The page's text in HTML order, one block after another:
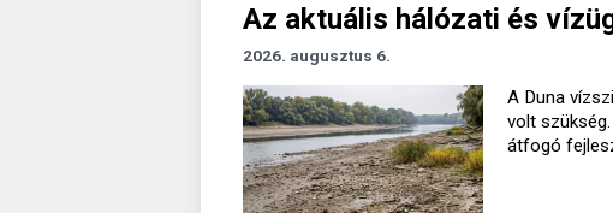
Az aktuális hálózati és
2026. augusztus 6.
A Duna
volt
átfogó